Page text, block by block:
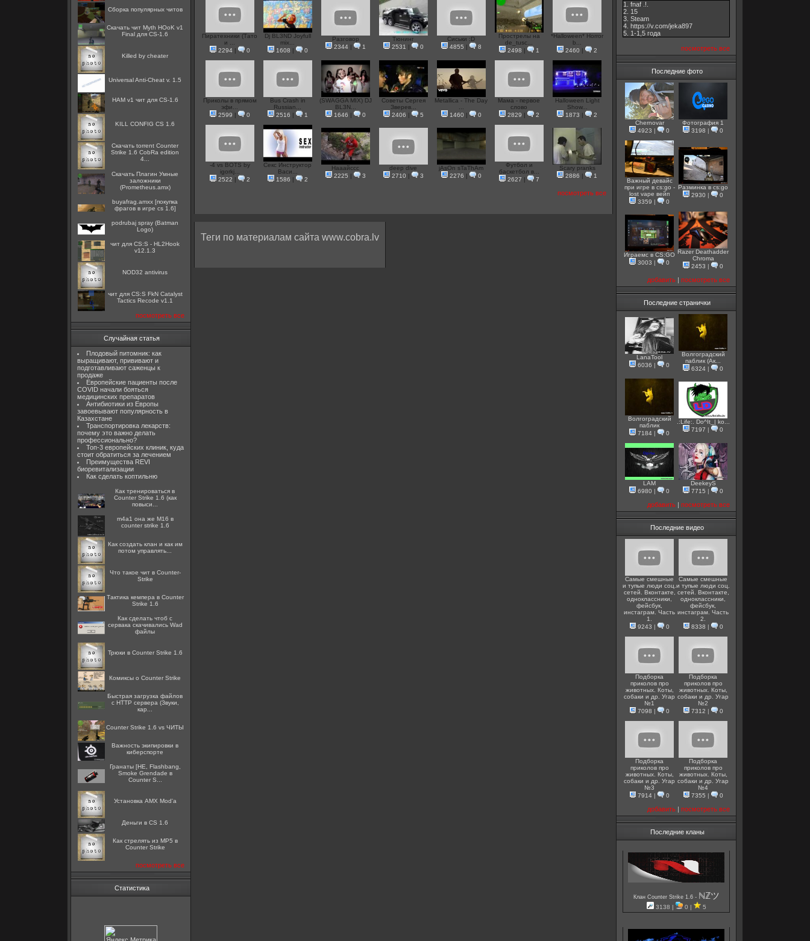
Сборка популярных читов
Скачать чит Myth HОоK v1
Final для CS-1.6
Killed by cheater
Universal Anti-Cheat v. 1.5
HAM v1 чит для CS-1.6
KILL CONFIG CS 1.6
Скачать torrent Counter
Strike 1.6 CobRa edition
4...
Скачать Плагин Умные
заложники
(Prometheus.amx)
buyafrag.amxx [покупка
фрагов в игре cs 1.6]
podrubaj spray (Batman
Logo)
чит для CS:S - HL2Hook
v12.1.3
NOD32 antivirus
чит для CS:S FkN Catalyst
Tactics Recode v1.1
посмотреть все
Случайная статья
Плодовый питомник: как
выращивают, прививают и
подготавливают саженцы к
продаже
Европейские пациенты после
COVID начали бояться
медицинских препаратов
Антибиотики из Европы
завоевывают популярность в
Казахстане
Транспортировка лекарств:
почему это важно делать
профессионально?
Топ-3 европейских клиник, куда
стоит обратиться за лечением
Преимущества REVI
биоревитализации
Как сделать коптильню
Как тренироваться в
Counter Strike 1.6 (как
повыси...
m4a1 она же M16 в
counter strike 1.6
Как создать клан и как им
потом управлять...
Что такое чит в Counter-
Strike
Тактика кемпера в Counter
Strike 1.6
Как сделать чтоб с
сервака скачивались Wad
файлы
Трюки в Counter Strike 1.6
Комиксы о Counter Strike
Быстрая загрузка файлов
с HTTP сервера (Звуки,
кар...
Counter Strike 1.6 vs ЧИТЫ
Важность экипировки в
киберспорте
Гранаты [HE, Flashbang,
Smoke Grendade в
Counter S...
Установка AMX Mod'a
Деньги в CS 1.6
Как стрелять из MP5 в
Counter Strike
посмотреть все
Статистика
Пиратехники (Тато
и ...
2294| 0
Dj BL3ND Joyfull
mix...
1608 | 0
Разговор
2344| 1
Тюнинг
2531 | 0
Сиськи :D
4855 | 8
Прострелы на
de_tusc...
2498 | 1
*Halloween* Horror
b...
2460 | 2
Приколы в прямом
эфи...
2599 | 0
Bus Crash in
Russian...
2516 | 1
(SWAGGA MIX) DJ
BL3N...
1646 | 0
Советы Сергея
Зверев...
2406 | 5
Metallica - The Day
1460 | 0
Мама - первое
слово
2829 | 2
Halloween Light
Show...
1873 | 2
-4 vs BOTS by
igorkj...
2522 | 2
Секс Инструктор
Васи...
1586 | 2
Нааайссс
2225 | 3
deep dive
2710 | 3
jAsOn sTaThAm
2276 | 0
Футбол и
баскетбол в...
2627 | 7
Scary pranks
2886 | 1
посмотреть все
Теги по материалам сайта www.cobra.lv
1. fnaf .!.
2. 15
3. Steam
4. https://v.com/jeka897
5. 1-1,5 годa
посмотреть все
Последние фото
Chernovar
4923 | 0
Фотография 1
3198 | 0
Важный девайс
при игре в cs:go -
lost vape вейп
3359 | 0
Разминка в cs:go
2930 | 0
Играемс в CS:GO
3003 | 0
Razer Deathadder
Chroma
2453 | 0
добавить | посмотреть все
Последние странички
LanaTool
6036 | 0
Волгоградский
паблик (Ак...
6324 | 0
Волгоградский
паблик
7184 | 0
.:Life:. Do^It_| ko...
7197 | 0
LAM
6980 | 0
DeekeyS
7715 | 0
добавить | посмотреть все
Последние видео
Самые смешные
и тупые люди соц.
сетей. Вконтакте,
одноклассники,
фейсбук,
инстаграм. Часть
1.
9243 | 0
Самые смешные
и тупые люди соц.
сетей. Вконтакте,
одноклассники,
фейсбук,
инстаграм. Часть
2.
8338 | 0
Подборка
приколов про
животных. Коты,
собаки и др. Угар
№1
7098 | 0
Подборка
приколов про
животных. Коты,
собаки и др. Угар
№2
7312 | 0
Подборка
приколов про
животных. Коты,
собаки и др. Угар
№3
7914| 0
Подборка
приколов про
животных. Коты,
собаки и др. Угар
№4
7355 | 0
добавить | посмотреть все
Последние кланы
Клан Counter Strike 1.6 - ℕℤツ
3138 | 0 | 5